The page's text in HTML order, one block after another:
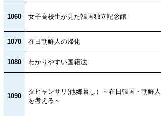
1060 女子高校生が見た韓国独立記念館
1070 在日朝鮮人の帰化
1080 わかりやすい国籍法
1090
タヒャンサリ(他郷暮し）～在日韓国・朝鮮人差
を考える～